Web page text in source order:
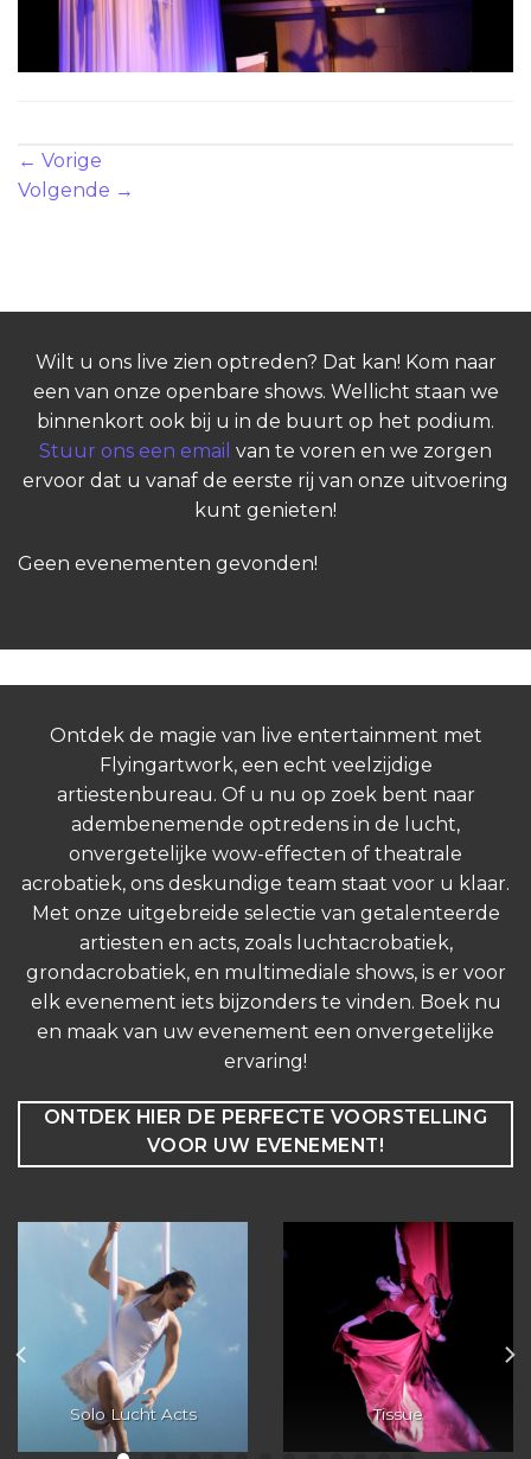
← Vorige
Volgende →
Wilt u ons live zien optreden? Dat kan! Kom naar
een van onze openbare shows. Wellicht staan we
binnenkort ook bij u in de buurt op het podium.
Stuur ons een email van te voren en we zorgen
ervoor dat u vanaf de eerste rij van onze uitvoering
kunt genieten!
Geen evenementen gevonden!
Ontdek de magie van live entertainment met
Flyingartwork, een echt veelzijdige
artiestenbureau. Of u nu op zoek bent naar
adembenemende optredens in de lucht,
onvergetelijke wow-effecten of theatrale
acrobatiek, ons deskundige team staat voor u klaar.
Met onze uitgebreide selectie van getalenteerde
artiesten en acts, zoals luchtacrobatiek,
grondacrobatiek, en multimediale shows, is er voor
elk evenement iets bijzonders te vinden. Boek nu
en maak van uw evenement een onvergetelijke
ervaring!
ONTDEK HIER DE PERFECTE VOORSTELLING
VOOR UW EVENEMENT!
Solo Lucht Acts Tissue